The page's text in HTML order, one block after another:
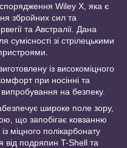
спорядження Wiley X, яка є
збройних сил та
та Австралії. Дана
зі стрілецькими
із високоміцного
при носінні та
на безпеку.
широке поле зору,
що запобігає ковзанню
міцного полікарбонату
від подряпин T-Shell та